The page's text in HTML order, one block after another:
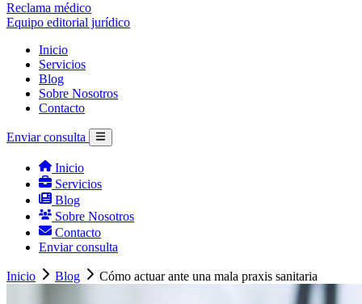
Reclama médico
Equipo editorial jurídico
Inicio
Servicios
Blog
Sobre Nosotros
Contacto
Enviar consulta
Inicio
Servicios
Blog
Sobre Nosotros
Contacto
Enviar consulta
Inicio Blog Cómo actuar ante una mala praxis sanitaria